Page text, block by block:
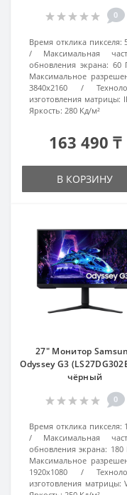
0
Время отклика пикселя:
Максимальная
обновления экрана: 60
Максимальное
3840x2160
изготовления матрицы:
Яркость: 280 Кд/м²
163 490 ₸
В КОРЗИНУ
27" Монитор
Odyssey G3
чёрный
0
Время отклика пикселя:
Максимальная
обновления экрана: 180
Максимальное
1920x1080
изготовления матрицы: